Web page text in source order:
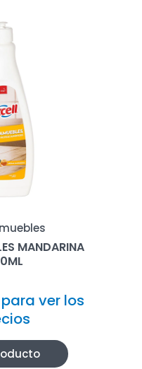
MANDARINA
ver los